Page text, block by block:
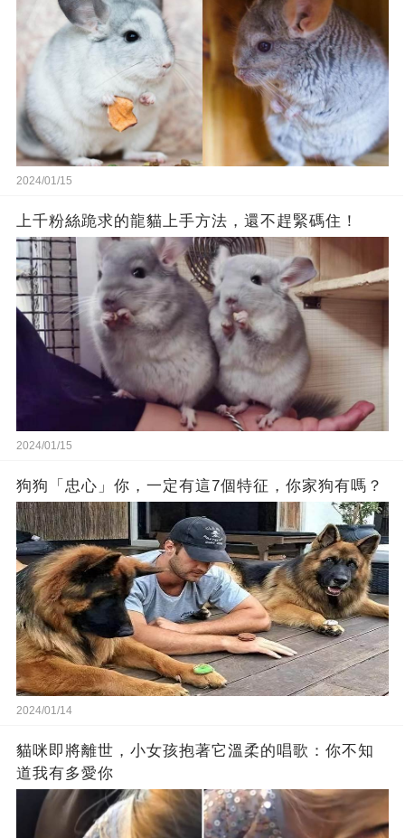
2024/01/15
上千粉絲跪求的龍貓上手方法，還不趕緊碼住！
2024/01/15
狗狗「忠心」你，一定有這7個特征，你家狗有嗎？
2024/01/14
貓咪即將離世，小女孩抱著它溫柔的唱歌：你不知
道我有多愛你